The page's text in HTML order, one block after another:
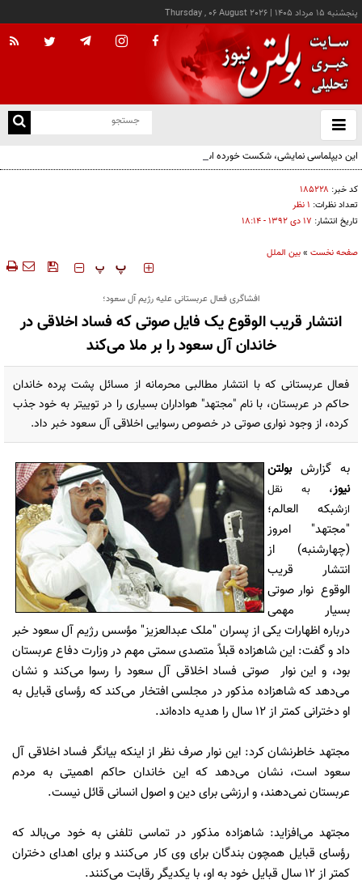
پنجشنبه ۱۵ مرداد ۱۴۰۵ |
Thursday , 06 August 2026
باز
و
این دیپلماسی نمایشی، شکست خورده است/واقعیت‌ها را بپذیرید و به تعهدات خود عمل کنید
کد خبر: ۱۸۵۲۲۸
تعداد نظرات: ۱ نظر
تاریخ انتشار: ۱۷ دی ۱۳۹۲ - ۱۸:۱۴
صفحه نخست »بین الملل
‍‍‍ پ پ
افشاگری فعال عربستانی علیه رژیم آل سعود؛
انتشار قریب الوقوع یک فایل صوتی که فساد اخلاقی در
خاندان آل سعود را بر ملا می‌کند
فعال عربستانی که با انتشار مطالبی محرمانه از مسائل پشت پرده خاندان
حاکم در عربستان، با نام "مجتهد" هواداران بسیاری را در توییتر به خود جذب
کرده، از وجود نواری صوتی در خصوص رسوایی اخلاقی آل سعود خبر داد.
به گزارشبولتن
نیوز، به نقل
ازشبکه العالم؛
"مجتهد" امروز
(چهارشنبه) از
انتشار قریب
الوقوع نوار صوتی
بسیار مهمی
درباره اظهارات یکی از پسران "ملک عبدالعزیز" مؤسس رژیم آل سعود خبر
داد و گفت: این شاهزاده قبلاً متصدی سمتی مهم در وزارت دفاع عربستان
بود، و این نوار صوتی فساد اخلاقی آل سعود را رسوا می‌کند و نشان
می‌دهد که شاهزاده مذکور در مجلسی افتخار می‌کند که رؤسای قبایل به
او دخترانی کمتر از 12 سال را هدیه داده‌اند.
مجتهد خاطرنشان کرد: این نوار صرف نظر از اینکه بیانگر فساد اخلاقی آل
سعود است، نشان می‌دهد که این خاندان حاکم اهمیتی به مردم
عربستان نمی‌دهند، و ارزشی برای دین و اصول انسانی قائل نیست.
مجتهد می‌افزاید: شاهزاده مذکور در تماسی تلفنی به خود می‌بالد که
رؤسای قبایل همچون بندگان برای وی کار می‌کنند و برای اهدای دختران
کمتر از 12 سال قبایل خود به او، با یکدیگر رقابت می‌کنند.